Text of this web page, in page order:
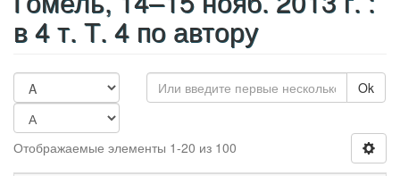
в 4 т. Т. 4 по автору
Ok
Отображаемые элементы 1-20 из 100